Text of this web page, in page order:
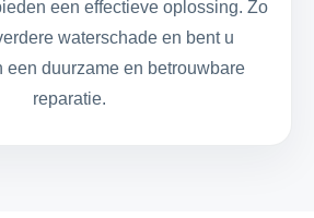
een effectieve oplossing. Zo
waterschade en bent u
een duurzame en betrouwbare
reparatie.